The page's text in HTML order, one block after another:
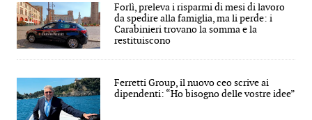
Forlì, preleva i risparmi di mesi di lavoro
da spedire alla famiglia, ma li perde: i
Carabinieri trovano la somma e la
restituiscono
Ferretti Group, il nuovo ceo scrive ai
dipendenti: “Ho bisogno delle vostre idee”